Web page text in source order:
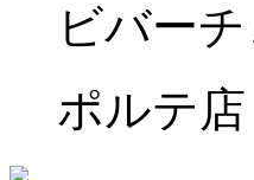
ビバー
ポルテ店